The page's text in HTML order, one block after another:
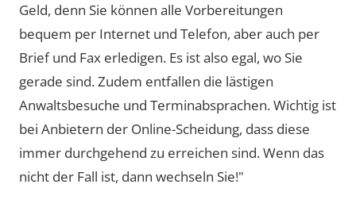
Geld, denn Sie können alle Vorbereitungen
bequem per Internet und Telefon, aber auch per
Brief und Fax erledigen. Es ist also egal, wo Sie
gerade sind. Zudem entfallen die lästigen
Anwaltsbesuche und Terminabsprachen. Wichtig ist
bei Anbietern der Online-Scheidung, dass diese
immer durchgehend zu erreichen sind. Wenn das
nicht der Fall ist, dann wechseln Sie!"